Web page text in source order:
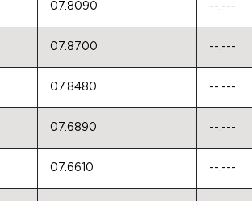
07.8090 --.---
07.8700 --.---
07.8480 --.---
07.6890 --.---
07.6610 --.---